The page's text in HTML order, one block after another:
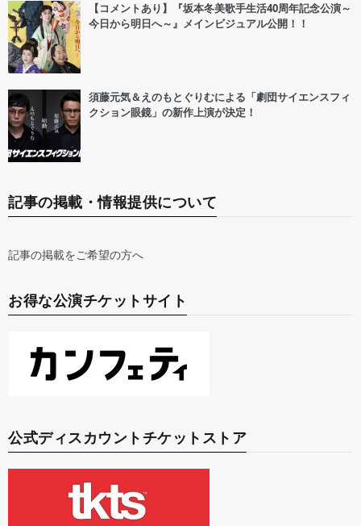
【コメントあり】『坂本冬美歌手生活40周年記念公演～
今日から明日へ～』メインビジュアル公開！！
須藤元気＆えのもとぐりむによる「劇団サイエンスフィ
クション眼鏡」の新作上演が決定！
記事の掲載・情報提供について
記事の掲載をご希望の方へ
お得な公演チケットサイト
公式ディスカウントチケットストア